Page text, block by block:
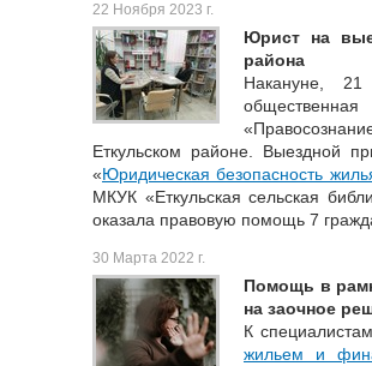
22 Ноября 2023 г.
Юрист на
района
Накануне, 21
Еткульском районе. Выездной
«Юридическая безопасность
МКУК «Еткульская сельская
оказала правовую помощь 7
30 Марта 2022 г.
Помощь в
на заочное
К
жильем и